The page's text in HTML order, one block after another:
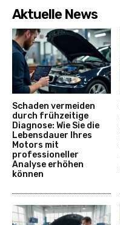
Aktuelle News
Schaden vermeiden
durch frühzeitige
Diagnose: Wie Sie die
Lebensdauer Ihres
Motors mit
professioneller
Analyse erhöhen
können